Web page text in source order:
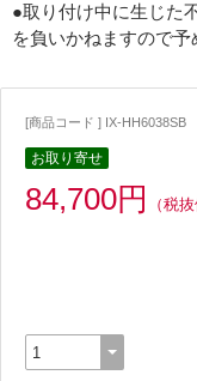
●取り付け中に生じた
を負いかねますので予
[商品コード ] IX-HH6038SB
お取り寄せ
84,700円 （税